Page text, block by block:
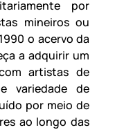
por
mineiros ou
o acervo da
a adquirir um
artistas de
variedade de
por meio de
ao longo das